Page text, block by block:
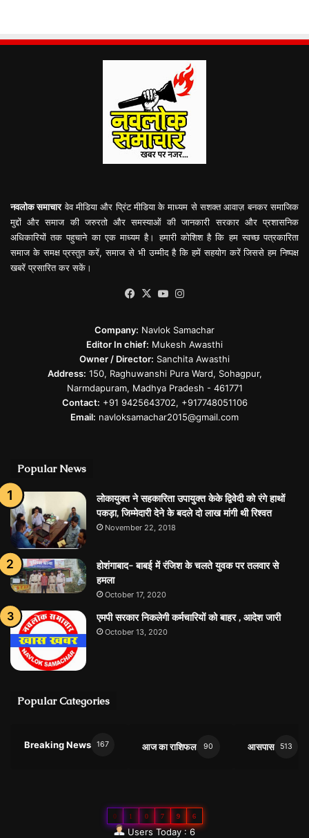
नवलोक समाचारवेव मीडिया और प्रिंट मीडिया के माध्यम से सशक्त आवाज़ बनकर समाजिक
मुद्दों और समाज की जरुरतो और समस्याओं की जानकारी सरकार और प्रशासनिक
अधिकारियों तक पहुचाने का एक माध्यम है। हमारी कोशिश है कि हम स्वच्छ पत्रकारिता
समाज के समक्ष प्रस्तुत करें, समाज से भी उम्मीद है कि हमें सहयोग करें जिससे हम निष्पक्ष
खबरें प्रसारित कर सकें।
Facebook
X YouTube
Company: Navlok Samachar
Editor In chief: Mukesh Awasthi
Owner / Director: Sanchita Awasthi
Address: 150, Raghuwanshi Pura Ward, Sohagpur,
Narmdapuram, Madhya Pradesh - 461771
Contact: +91 9425643702, +917748051106
Email: navloksamachar2015@gmail.com
Popular News
लोकायुक्त ने सहकारिता उपायुक्त केके द्विवेदी को रंगे हाथों
पकड़ा, जिम्मेदारी देने के बदले दो लाख मांगी थी रिश्वत
November 22, 2018
होशंगाबाद- बाबई में रंजिश के चलते युवक पर तलवार से
हमला
October 17, 2020
एमपी सरकार निकलेगी कर्मचारियों को बाहर , आदेश जारी
October 13, 2020
Popular Categories
Breaking News 167 आज का राशिफल 90 आसपास 513
0 1 0 7 9 6
Users Today : 6